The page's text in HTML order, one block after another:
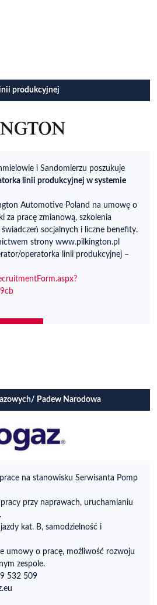
produkcyjnej
i Sandomierzu poszukuje
linii produkcyjnej w systemie
Automotive Poland na umowę o
za pracę zmianową, szkolenia
socjalnych i liczne benefity.
strony www.pilkington.pl
operatorka linii produkcyjnej –
Padew Narodowa
na stanowisku Serwisanta Pomp
przy naprawach, uruchamianiu
kat. B, samodzielność i
umowy o pracę, możliwość rozwoju
zespole.
532 509